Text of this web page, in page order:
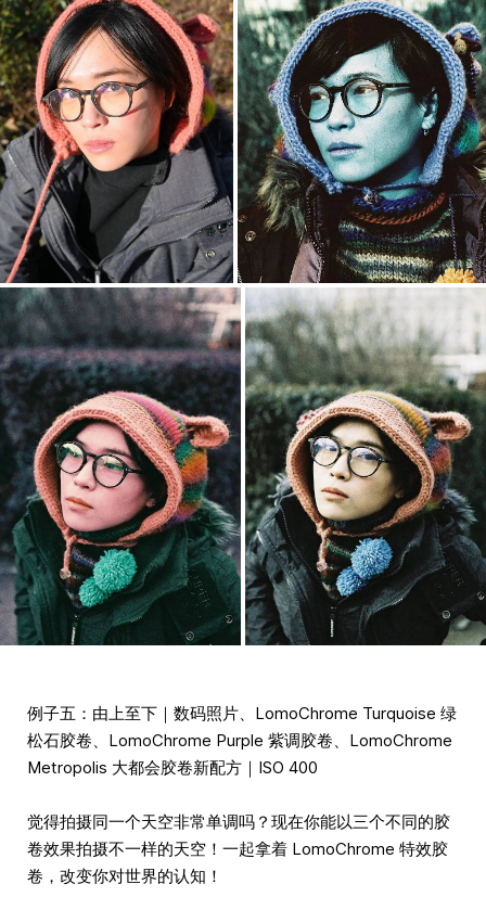
例子五：由上至下｜数码照片、LomoChrome Turquoise 绿
松石胶卷、LomoChrome Purple 紫调胶卷、LomoChrome
Metropolis 大都会胶卷新配方｜ISO 400
觉得拍摄同一个天空非常单调吗？现在你能以三个不同的胶
卷效果拍摄不一样的天空！一起拿着 LomoChrome 特效胶
卷，改变你对世界的认知！